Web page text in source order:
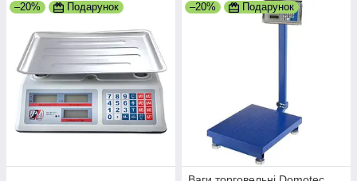
–20% Подарунок –20% Подарунок